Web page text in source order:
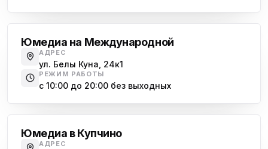
Юмедиа на Международной
АДРЕС
ул. Белы Куна, 24к1
РЕЖИМ РАБОТЫ
с 10:00 до 20:00 без выходных
Юмедиа в Купчино
АДРЕС